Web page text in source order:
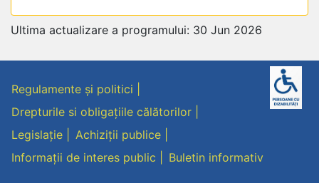
Ultima actualizare a programului: 30 Jun 2026
Regulamente și politici
Drepturile si obligațiile călătorilor
Legislație
Achiziții publice
Informații de interes public
Buletin informativ